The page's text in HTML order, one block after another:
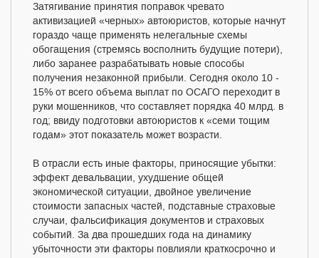
Затягивание принятия поправок чревато
активизацией «черных» автоюристов, которые начнут
гораздо чаще применять нелегальные схемы
обогащения (стремясь восполнить будущие потери),
либо заранее разрабатывать новые способы
получения незаконной прибыли. Сегодня около 10 -
15% от всего объема выплат по ОСАГО переходит в
руки мошенников, что составляет порядка 40 млрд. в
год; ввиду подготовки автоюристов к «семи тощим
годам» этот показатель может возрасти.
В отрасли есть иные факторы, приносящие убытки:
эффект девальвации, ухудшение общей
экономической ситуации, двойное увеличение
стоимости запасных частей, подставные страховые
случаи, фальсификация документов и страховых
событий. За два прошедших года на динамику
убыточности эти факторы повлияли краткосрочно и